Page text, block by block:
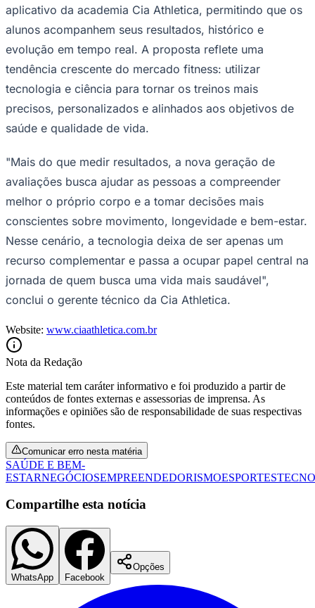
São Paulo
aplicativo da academia Cia Athletica, permitindo que os
alunos acompanhem seus resultados, histórico e
evolução em tempo real. A proposta reflete uma
tendência crescente do mercado fitness: utilizar
tecnologia e ciência para tornar os treinos mais
precisos, personalizados e alinhados aos objetivos de
saúde e qualidade de vida.
"Mais do que medir resultados, a nova geração de
avaliações busca ajudar as pessoas a compreender
melhor o próprio corpo e a tomar decisões mais
conscientes sobre movimento, longevidade e bem-estar.
Nesse cenário, a tecnologia deixa de ser apenas um
recurso complementar e passa a ocupar papel central na
jornada de quem busca uma vida mais saudável",
conclui o gerente técnico da Cia Athletica.
Website: www.ciaathletica.com.br
Nota da Redação
Este material tem caráter informativo e foi produzido a partir de
conteúdos de fontes externas e assessorias de imprensa. As
informações e opiniões são de responsabilidade de suas respectivas
fontes.
Comunicar erro nesta matéria
SAÚDE E BEM-
ESTARNEGÓCIOSEMPREENDEDORISMOESPORTES
Compartilhe esta notícia
WhatsApp Facebook
Opções